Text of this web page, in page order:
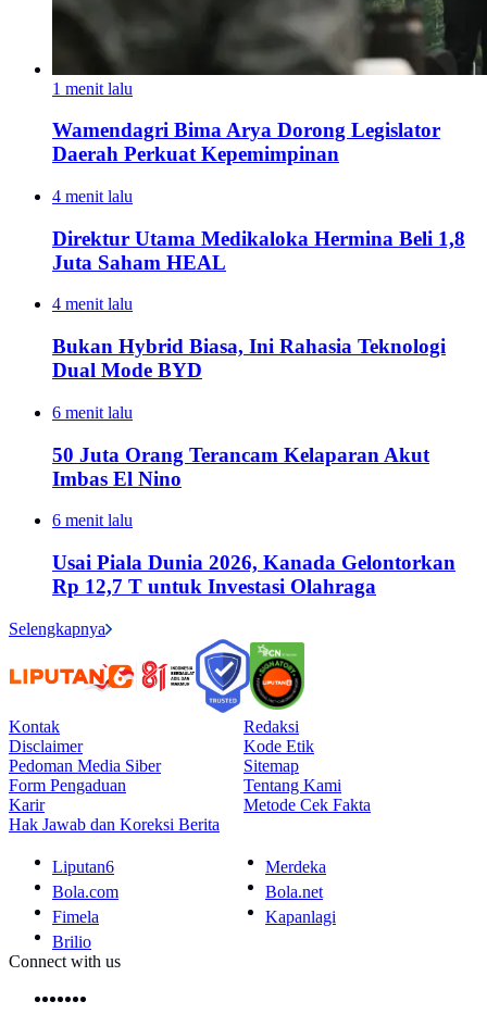
1 menit lalu
Wamendagri Bima Arya Dorong Legislator
Daerah Perkuat Kepemimpinan
4 menit lalu
Direktur Utama Medikaloka Hermina Beli 1,8
Juta Saham HEAL
4 menit lalu
Bukan Hybrid Biasa, Ini Rahasia Teknologi
Dual Mode BYD
6 menit lalu
50 Juta Orang Terancam Kelaparan Akut
Imbas El Nino
6 menit lalu
Usai Piala Dunia 2026, Kanada Gelontorkan
Rp 12,7 T untuk Investasi Olahraga
Selengkapnya
Kontak
Redaksi
Disclaimer
Kode Etik
Pedoman Media Siber
Sitemap
Form Pengaduan
Tentang Kami
Karir
Metode Cek Fakta
Hak Jawab dan Koreksi Berita
Liputan6
Merdeka
Bola.com
Bola.net
Fimela
Kapanlagi
Brilio
Connect with us